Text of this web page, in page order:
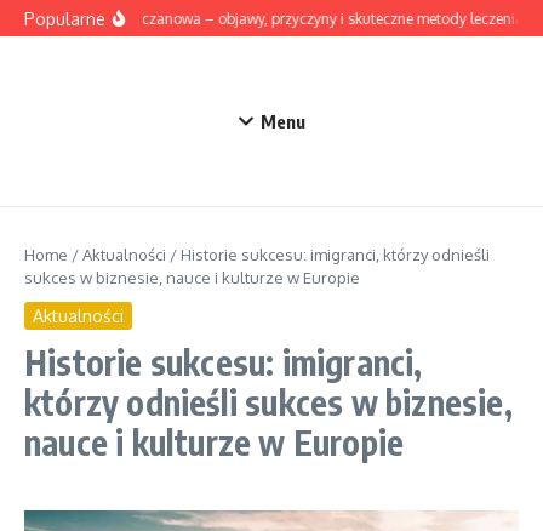
Przejdź do treści
PopularneDna moczanowa – objawy, przyczyny i skuteczne metody leczenia
Menu
Home /Aktualności / Historie sukcesu: imigranci, którzy odnieśli
sukces w biznesie, nauce i kulturze w Europie
Aktualności
Historie sukcesu: imigranci,
którzy odnieśli sukces w biznesie,
nauce i kulturze w Europie